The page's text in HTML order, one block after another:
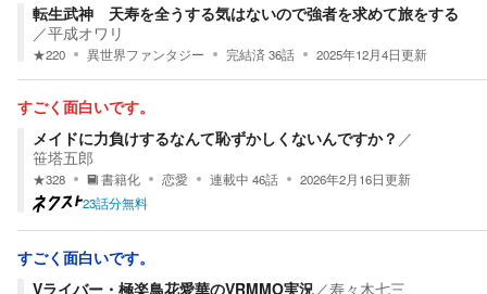
転生武神 天寿を全うする気はないので強者を求めて旅をする
／平成オワリ
★220 異世界ファンタジー 完結済36話 2025年12月4日更新
すごく面白いです。
メイドに力負けするなんて恥ずかしくないんですか？ ／
笹塔五郎
★328 書籍化 恋愛 連載中 46話 2026年2月16日更新
23話分無料
すごく面白いです。
Vライバー・極楽鳥花愛華のVRMMO実況／寿々木七三